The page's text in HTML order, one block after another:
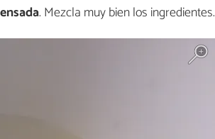
. Mezcla muy bien los ingredientes.